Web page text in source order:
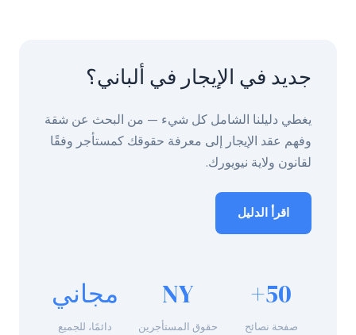
جديد في الإيجار في ألباني؟
يغطي دليلنا الشامل كل شيء — من البحث عن شقة
وفهم عقد الإيجار إلى معرفة حقوقك كمستأجر وفقًا
لقانون ولاية نيويورك.
اقرأ الدليل
50+
صفحة نصائح
NY
حقوق المستأجرين
مجاني
دائمًا، للجميع